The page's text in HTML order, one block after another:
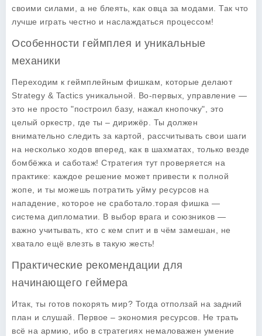
своими силами, а не блеять, как овца за модами. Так что
лучше играть честно и наслаждаться процессом!
Особенности геймплея и уникальные
механики
Переходим к геймплейным фишкам, которые делают
Strategy & Tactics уникальной. Во-первых, управление —
это не просто "построил базу, нажал кнопочку", это
целый оркестр, где ты – дирижёр. Ты должен
внимательно следить за картой, рассчитывать свои шаги
на несколько ходов вперед, как в шахматах, только везде
бомбёжка и саботаж! Стратегия тут проверяется на
практике: каждое решение может привести к полной
жопе, и ты можешь потратить уйму ресурсов на
нападение, которое не сработало.торая фишка —
система дипломатии. В выбор врага и союзников —
важно учитывать, кто с кем спит и в чём замешан, не
хватало ещё влезть в такую жесть!
Практические рекомендации для
начинающего геймера
Итак, ты готов покорять мир? Тогда отползай на задний
план и слушай. Первое – экономия ресурсов. Не трать
всё на армию, ибо в стратегиях немаловажен умение